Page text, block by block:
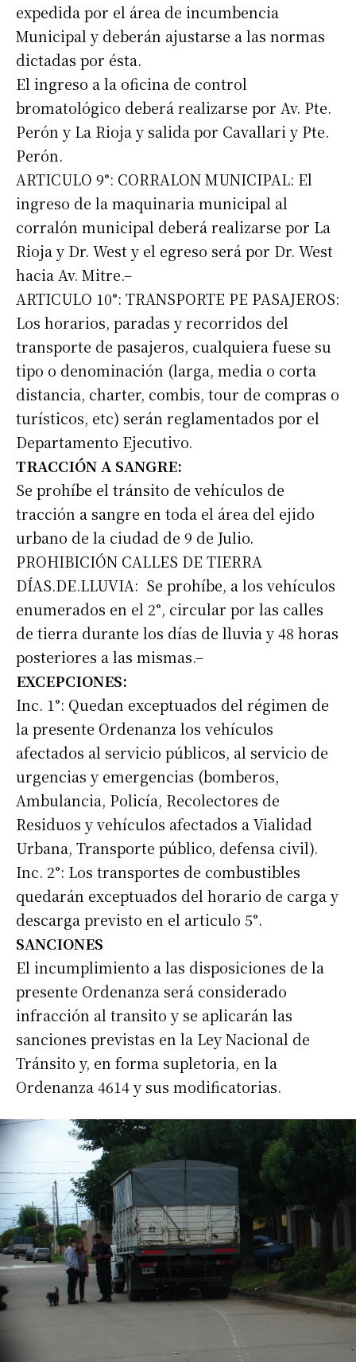
Dirección de correo electrónico*
Nombre
Apellidos
expedida por el área de incumbencia
Municipal y deberán ajustarse a las normas
dictadas por ésta.
El ingreso a la oficina de control
bromatológico deberá realizarse por Av. Pte.
Perón y La Rioja y salida por Cavallari y Pte.
Perón.
ARTICULO 9°: CORRALON MUNICIPAL: El
ingreso de la maquinaria municipal al
corralón municipal deberá realizarse por La
Rioja y Dr. West y el egreso será por Dr. West
hacia Av. Mitre.–
ARTICULO 10°: TRANSPORTE PE PASAJEROS:
Los horarios, paradas y recorridos del
transporte de pasajeros, cualquiera fuese su
tipo o denominación (larga, media o corta
distancia, charter, combis, tour de compras o
turísticos, etc) serán reglamentados por el
Departamento Ejecutivo.
TRACCIÓN A SANGRE:
Se prohíbe el tránsito de vehículos de
tracción a sangre en toda el área del ejido
urbano de la ciudad de 9 de Julio.
PROHIBICIÓN CALLES DE TIERRA
DÍAS.DE.LLUVIA: Se prohíbe, a los vehículos
enumerados en el 2°, circular por las calles
de tierra durante los días de lluvia y 48 horas
posteriores a las mismas.–
EXCEPCIONES:
Inc. 1°: Quedan exceptuados del régimen de
la presente Ordenanza los vehículos
afectados al servicio públicos, al servicio de
urgencias y emergencias (bomberos,
Ambulancia, Policía, Recolectores de
Residuos y vehículos afectados a Vialidad
Urbana, Transporte público, defensa civil).
Inc. 2°: Los transportes de combustibles
quedarán exceptuados del horario de carga y
descarga previsto en el articulo 5°.
SANCIONES
El incumplimiento a las disposiciones de la
presente Ordenanza será considerado
infracción al transito y se aplicarán las
sanciones previstas en la Ley Nacional de
Tránsito y, en forma supletoria, en la
Ordenanza 4614 y sus modificatorias.